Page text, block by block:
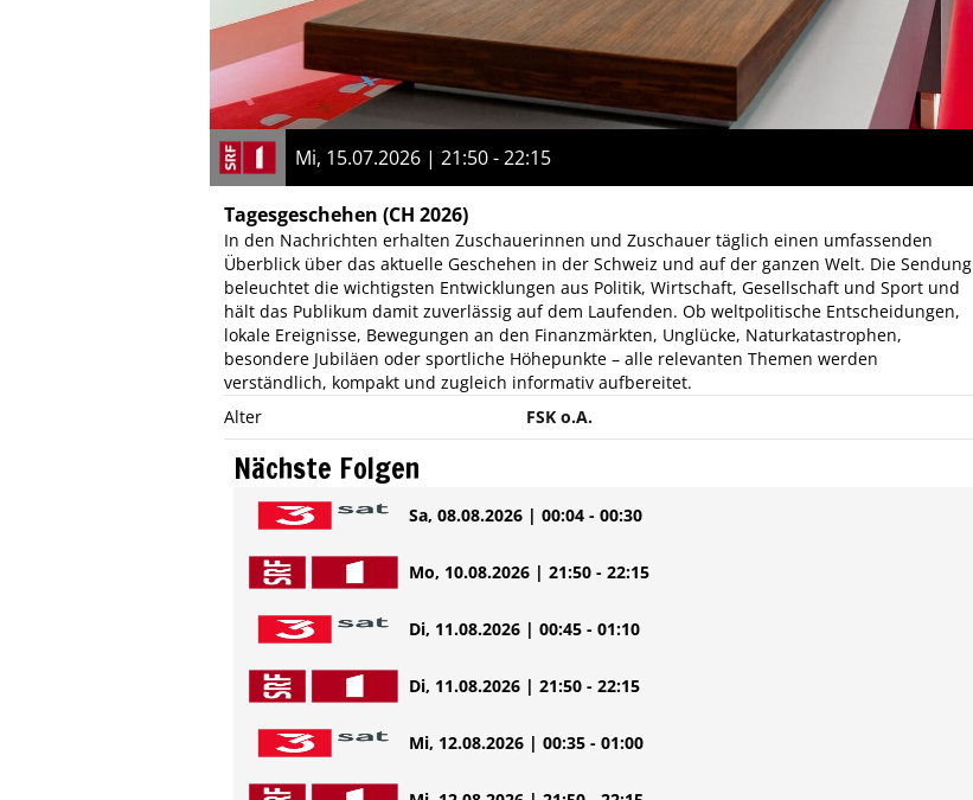
Mi, 15.07.2026 | 21:50 - 22:15
Tagesgeschehen (CH 2026)
In den Nachrichten erhalten Zuschauerinnen und Zuschauer täglich einen umfassenden
Überblick über das aktuelle Geschehen in der Schweiz und auf der ganzen Welt. Die Sendung
beleuchtet die wichtigsten Entwicklungen aus Politik, Wirtschaft, Gesellschaft und Sport und
hält das Publikum damit zuverlässig auf dem Laufenden. Ob weltpolitische Entscheidungen,
lokale Ereignisse, Bewegungen an den Finanzmärkten, Unglücke, Naturkatastrophen,
besondere Jubiläen oder sportliche Höhepunkte – alle relevanten Themen werden
verständlich, kompakt und zugleich informativ aufbereitet.
Alter
FSK o.A.
Nächste Folgen
Sa, 08.08.2026 | 00:04 - 00:30
Mo, 10.08.2026 | 21:50 - 22:15
Di, 11.08.2026 | 00:45 - 01:10
Di, 11.08.2026 | 21:50 - 22:15
Mi, 12.08.2026 | 00:35 - 01:00